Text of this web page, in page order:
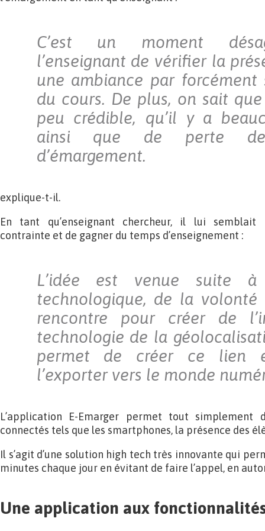
C’est un moment
l’enseignant de vérifier la
une ambiance par forcément
du cours. De plus, on sait
peu crédible, qu’il y a
ainsi que de perte
d’émargement.
explique-t-il.
En tant qu’enseignant chercheur, il lui semblait
contrainte et de gagner du temps d’enseignement :
L’idée est venue suite
technologique, de la
rencontre pour créer de
technologie de la
permet de créer ce lien
l’exporter vers le monde
L’application E-Emarger permet tout
connectés tels que les smartphones, la présence des
Il s’agit d’une solution high tech très innovante qui
minutes chaque jour en évitant de faire l’appel, en
Une application aux